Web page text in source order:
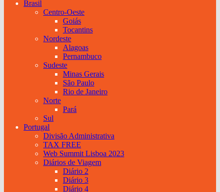
Brasil
Centro-Oeste
Goiás
Tocantins
Nordeste
Alagoas
Pernambuco
Sudeste
Minas Gerais
São Paulo
Rio de Janeiro
Norte
Pará
Sul
Portugal
Divisão Administrativa
TAX FREE
Web Summit Lisboa 2023
Diários de Viagem
Diário 2
Diário 3
Diário 4